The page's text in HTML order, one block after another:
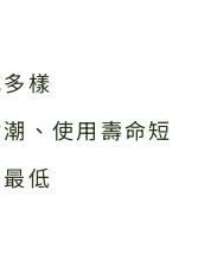
樣
、使用壽命短
低